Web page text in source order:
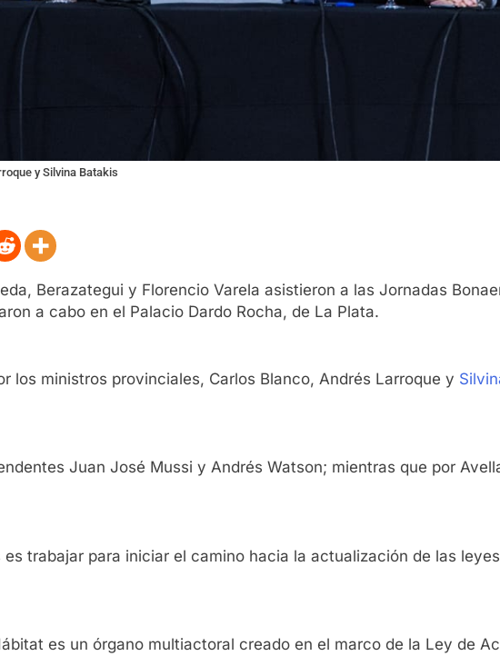
y Silvina Batakis
Berazategui y Florencio Varela asistieron a las Jornadas
a cabo en el Palacio Dardo Rocha, de La Plata.
los ministros provinciales, Carlos Blanco, Andrés Larroque y
Juan José Mussi y Andrés Watson; mientras que por
es trabajar para iniciar el camino hacia la actualización de las
es un órgano multiactoral creado en el marco de la Ley de